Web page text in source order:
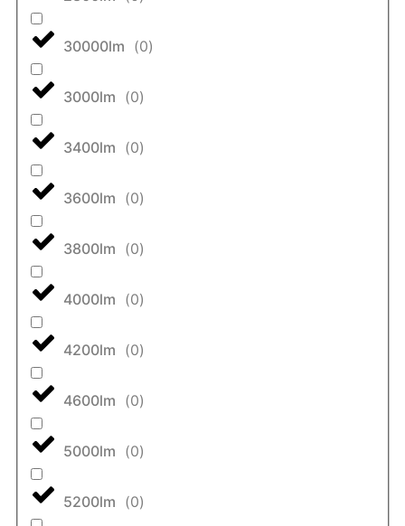
30000lm (0)
3000lm (0)
3400lm (0)
3600lm (0)
3800lm (0)
4000lm (0)
4200lm (0)
4600lm (0)
5000lm (0)
5200lm (0)